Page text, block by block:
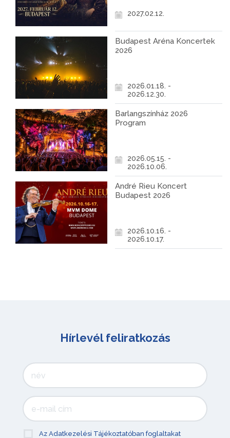
2027.02.12.
Budapest Aréna Koncertek
2026
2026.01.18. -
2026.12.30.
Barlangszínház 2026
Program
2026.05.15. -
2026.10.06.
André Rieu Koncert
Budapest 2026
2026.10.16. -
2026.10.17.
Hírlevél feliratkozás
Az Adatkezelési Tájékoztatóban foglaltakat